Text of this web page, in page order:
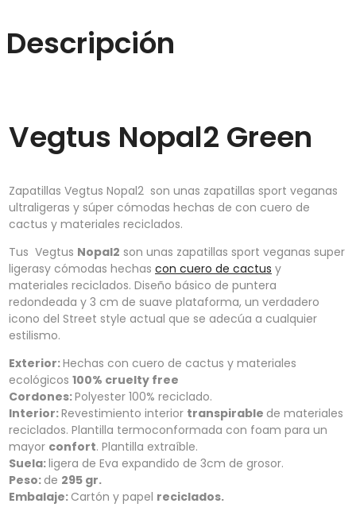
Descripción
Vegtus Nopal2 Green
Zapatillas Vegtus Nopal2 son unas zapatillas sport veganas
ultraligeras y súper cómodas hechas de con cuero de
cactus y materiales reciclados.
Tus Vegtus Nopal2 son unas zapatillas sport veganas super
ligerasy cómodas hechas con cuero de cactus y
materiales reciclados. Diseño básico de puntera
redondeada y 3 cm de suave plataforma, un verdadero
icono del Street style actual que se adecúa a cualquier
estilismo.
Exterior:Hechas con cuero de cactus y materiales
ecológicos 100% cruelty free
Cordones:Polyester 100% reciclado.
Interior:Revestimiento interior transpirable de materiales
reciclados. Plantilla termoconformada con foam para un
mayor confort. Plantilla extraíble.
Suela:ligera de Eva expandido de 3cm de grosor.
Peso: de 295 gr.
Embalaje: Cartón y papel reciclados.